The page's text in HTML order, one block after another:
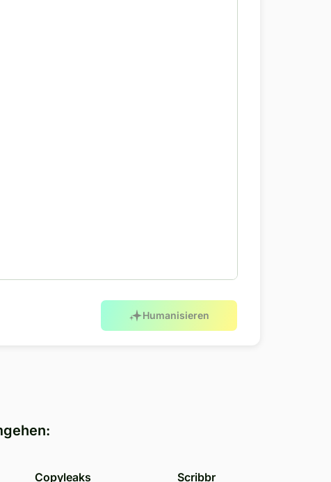
Humanisieren
Copyleaks Scribbr